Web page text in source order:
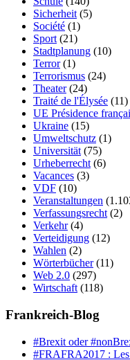
Sicherheit (5)
Société (1)
Sport (21)
Stadtplanung (10)
Terror(1)
Terrorismus (24)
Theater(24)
Traité de l'Élysée (11)
UE Présidence
Ukraine (15)
Umweltschutz (1)
Universität (75)
Urheberrecht (6)
Vacances (3)
VDF (10)
Veranstaltungen
Verfassungsrecht (2)
Verkehr(4)
Verteidigung (12)
Wahlen (2)
Wörterbücher(11)
Web 2.0 (297)
Wirtschaft (118)
Frankreich-Blog
#Brexit oder
#FRAFRA2017 : Les